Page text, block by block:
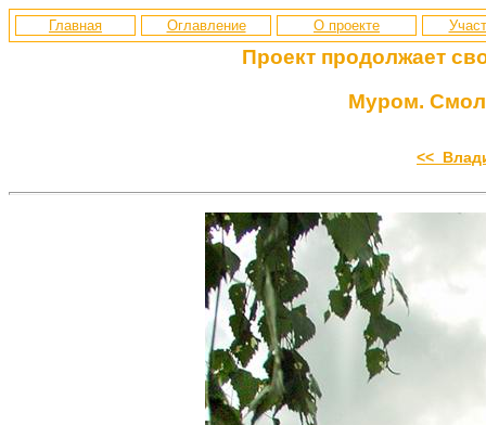
Главная Оглавление О проекте
Проект продолжает
Муром.
<<